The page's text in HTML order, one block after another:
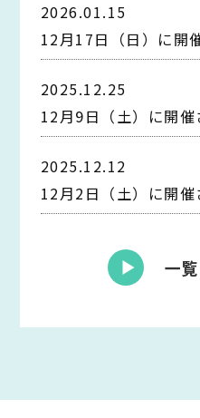
2026.01.15
12月17日（日）に開
ス」のイベントレポ
2025.12.25
12月9日（土）に開
会」のイベントレポ
2025.12.12
12月2日（土）に開
会」のイベントレポ
一